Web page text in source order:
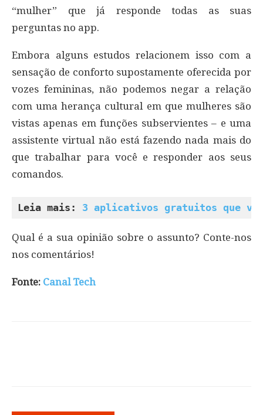
“mulher” que já responde todas as suas
perguntas no app.
Embora alguns estudos relacionem isso com a
sensação de conforto supostamente oferecida por
vozes femininas, não podemos negar a relação
com uma herança cultural em que mulheres são
vistas apenas em funções subservientes – e uma
assistente virtual não está fazendo nada mais do
que trabalhar para você e responder aos seus
comandos.
Leia mais: 3 aplicativos gratuitos que
Qual é a sua opinião sobre o assunto? Conte-nos
nos comentários!
Fonte: Canal Tech